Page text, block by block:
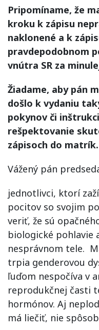
Pripomíname, že
kroku k zápisu
naklonené a k
pravdepodobnom
vnútra SR za
Žiadame, aby pán
došlo k vydaniu
pokynov či
rešpektovanie
zápisoch do matrík.
Vážený pán
jednotlivci, ktorí
pocitov so svojim
veriť, že sú
biologické pohlavie
nesprávnom tele.
trpia genderovou
ľuďom nespočíva v
reprodukčnej časti
hormónov. Aj
má liečiť, nie